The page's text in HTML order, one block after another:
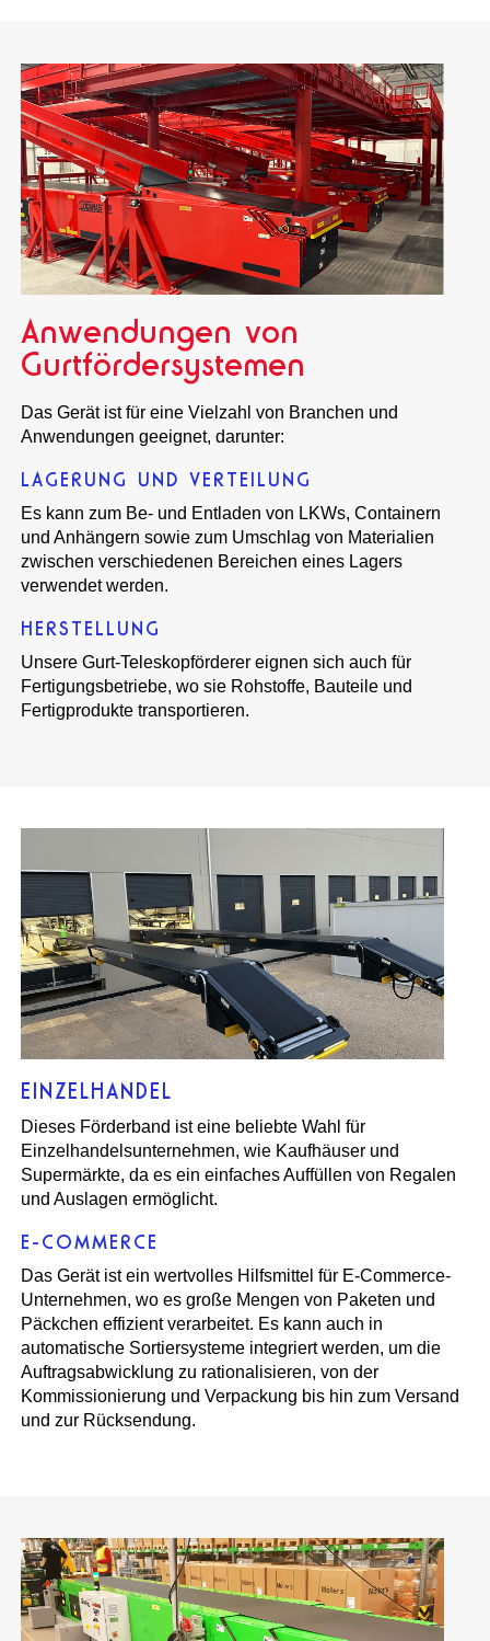
Anwendungen von
Gurtfördersystemen
Das Gerät ist für eine Vielzahl von Branchen und
Anwendungen geeignet, darunter:
LAGERUNG UND VERTEILUNG
Es kann zum Be- und Entladen von LKWs, Containern
und Anhängern sowie zum Umschlag von Materialien
zwischen verschiedenen Bereichen eines Lagers
verwendet werden.
HERSTELLUNG
Unsere Gurt-Teleskopförderer eignen sich auch für
Fertigungsbetriebe, wo sie Rohstoffe, Bauteile und
Fertigprodukte transportieren.
EINZELHANDEL
Dieses Förderband ist eine beliebte Wahl für
Einzelhandelsunternehmen, wie Kaufhäuser und
Supermärkte, da es ein einfaches Auffüllen von Regalen
und Auslagen ermöglicht.
E-COMMERCE
Das Gerät ist ein wertvolles Hilfsmittel für E-Commerce-
Unternehmen, wo es große Mengen von Paketen und
Päckchen effizient verarbeitet. Es kann auch in
automatische Sortiersysteme integriert werden, um die
Auftragsabwicklung zu rationalisieren, von der
Kommissionierung und Verpackung bis hin zum Versand
und zur Rücksendung.